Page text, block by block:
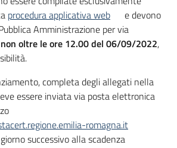
procedura applicativa web
e devono
Amministrazione per via
oltre le ore 12.00 del 06/09/2022,
completa degli allegati nella
essere inviata via posta elettronica
romagna.it
successivo alla scadenza